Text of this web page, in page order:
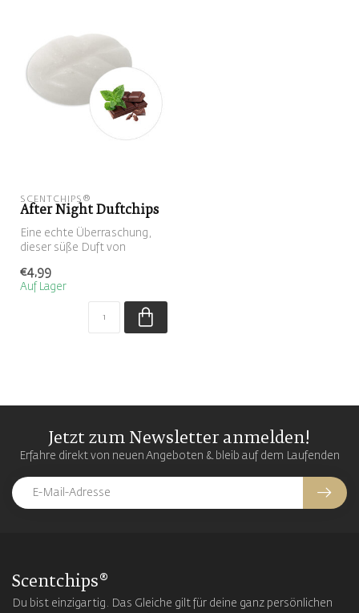
SCENTCHIPS®
After Night Duftchips
Eine echte Überraschung,
dieser süße Duft von
€4,99
Auf Lager
Jetzt zum Newsletter anmelden!
Erfahre direkt von neuen Angeboten & bleib auf dem Laufenden
Scentchips®
Du bist einzigartig. Das Gleiche gilt für deine ganz persönlichen